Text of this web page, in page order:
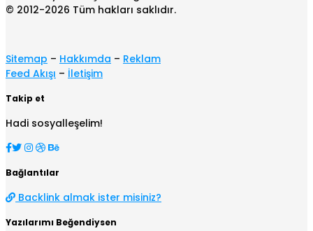
© 2012-2026 Tüm hakları saklıdır.
Sitemap – Hakkımda – Reklam
Feed Akışı – İletişim
Takip et
Hadi sosyalleşelim!
Bağlantılar
Backlink almak ister misiniz?
Yazılarımı Beğendiysen